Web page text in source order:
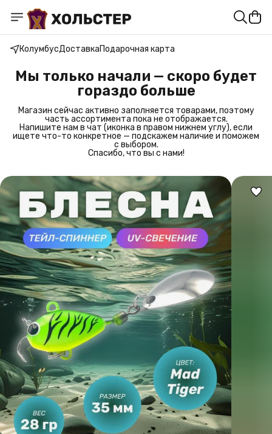
КолумбусДоставкаПодарочная карта
Мы только начали — скоро будет
гораздо больше
Магазин сейчас активно заполняется товарами, поэтому
часть ассортимента пока не отображается.
Напишите нам в чат (иконка в правом нижнем углу), если
ищете что-то конкретное — подскажем наличие и поможем
с выбором.
Спасибо, что вы с нами!